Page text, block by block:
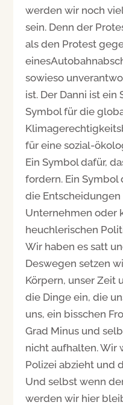
werden wir noch
sein. Denn der
als den Protest
sowieso
ist. Der Danni ist ein
Symbol für die
für eine sozial-
Ein Symbol dafür,
fordern. Ein Symbol
die
Unternehmen oder
heuchlerischen
Wir haben es satt
Deswegen setzen
Körpern, unser Zeit
die Dinge ein, die
uns, ein bisschen
Grad Minus und
nicht aufhalten. Wir
Polizei abzieht und
Und selbst wenn
werden wir hier